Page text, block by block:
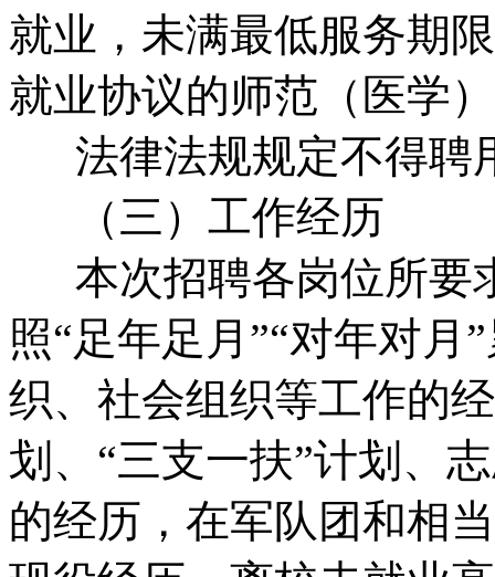
就业，未满最低服务期
就业协议的师范（医学
法律法规规定不得聘
（三）工作经历
本次招聘各岗位所要
照“足年足月”“对年对
织、社会组织等工作的
划、“三支一扶”计划、
的经历，在军队团和相